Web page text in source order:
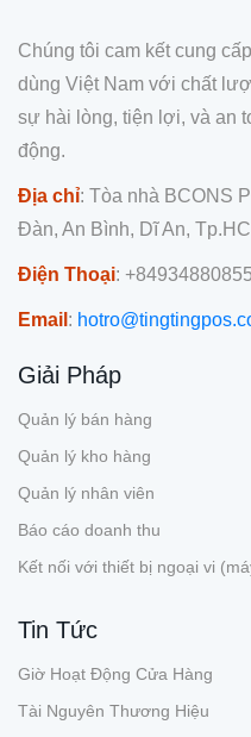
Chúng tôi cam kết cung
dùng Việt Nam với chất
sự hài lòng, tiện lợi, và an
động.
Địa chỉ: Tòa nhà BCONS
Đàn, An Bình, Dĩ An,
Điện Thoại: +84934880855
Email :
Giải Pháp
Quản lý bán hàng
Quản lý kho hàng
Quản lý nhân viên
Báo cáo doanh thu
Kết nối với thiết bị ngoại vi
Tin Tức
Giờ Hoạt Động Cửa Hàng
Tài Nguyên Thương Hiệu